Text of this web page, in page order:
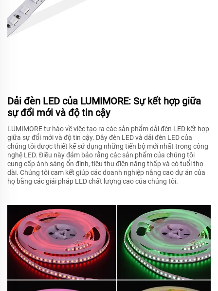
Dải đèn LED của LUMIMORE: Sự kết hợp giữa
sự đổi mới và độ tin cậy
LUMIMORE tự hào về việc tạo ra các sản phẩm dải đèn LED kết hợp
giữa sự đổi mới và độ tin cậy. Dây đèn LED và dải đèn LED của
chúng tôi được thiết kế sử dụng những tiến bộ mới nhất trong công
nghệ LED. Điều này đảm bảo rằng các sản phẩm của chúng tôi
cung cấp ánh sáng ổn định, tiêu thụ điện năng thấp và có tuổi thọ
dài. Chúng tôi cam kết giúp các doanh nghiệp nâng cao dự án của
họ bằng các giải pháp LED chất lượng cao của chúng tôi.